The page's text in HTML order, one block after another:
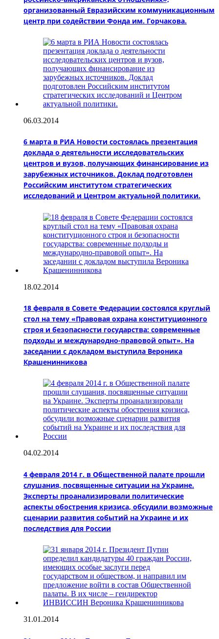
организованный Евразийским коммуникационным
центр при содействии Фонда им. Горчакова.
06.03.2014
6 марта в РИА Новости состоялась презентация
доклада о деятельности исследовательских
центров и вузов, получающих финансирование из
зарубежных источников. Доклад подготовлен
Российским институтом стратегических
исследований и Центром актуальной политики.
18.02.2014
18 февраля в Совете Федерации состоялся круглый
стол на тему «Правовая охрана конституционного
строя и безопасности государства: современные
подходы и международно-правовой опыт». На
заседании с докладом выступила Вероника
Крашенинникова
04.02.2014
4 февраля 2014 г. в Общественной палате прошли
слушания, посвященные ситуации на Украине.
Эксперты проанализировали политические
аспекты обострения кризиса, обсудили возможные
сценарии развития событий на Украине и их
последствия для России
31.01.2014